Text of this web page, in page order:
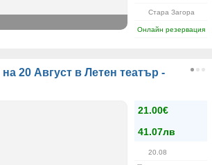
Стара Загора
Онлайн резервация
20 Август в Летен театър -
21.00€
41.07лв
20.08